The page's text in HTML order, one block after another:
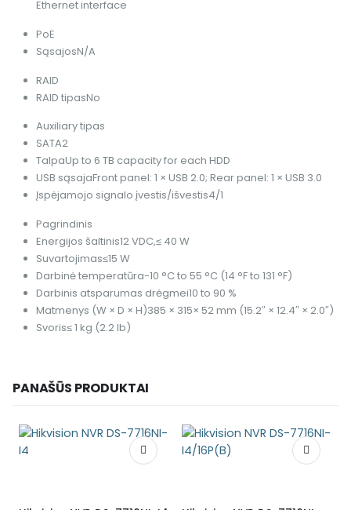
Ethernet interface
PoE
SąsajosN/A
RAID
RAID tipasNo
Auxiliary tipas
SATA2
TalpaUp to 6 TB capacity for each HDD
USB sąsajaFront panel: 1 × USB 2.0; Rear panel: 1 × USB 3.0
Įspėjamojo signalo įvestis/išvestis4/1
Pagrindinis
Energijos šaltinis12 VDC,≤ 40 W
Suvartojimas≤15 W
Darbinė temperatūra-10 °C to 55 °C (14 °F to 131 °F)
Darbinis atsparumas drėgmei10 to 90 %
Matmenys (W × D × H)385 × 315× 52 mm (15.2″ × 12.4″ × 2.0″)
Svoris≤ 1 kg (2.2 lb)
PANAŠŪS PRODUKTAI